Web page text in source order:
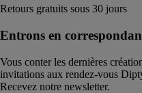
Retours gratuits sous 30 jours
Entrons en
Vous conter les dernières
invitations aux rendez-vous
Recevez notre newsletter.